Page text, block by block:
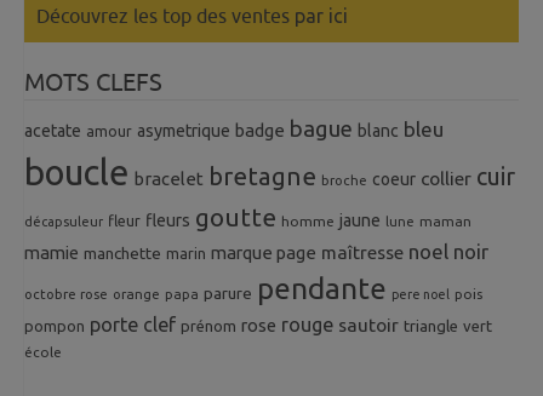
Découvrez les top des ventes par ici
MOTS CLEFS
acetate amour asymetrique badge bague blanc bleu
boucle bracelet bretagne broche coeur collier cuir
décapsuleur fleur fleurs goutte homme jaune lune maman
mamie manchette marin marque page maîtresse noel noir
octobre rose orange papa parure pendante pere noel pois
pompon porte clef prénom rose rouge sautoir triangle vert
école